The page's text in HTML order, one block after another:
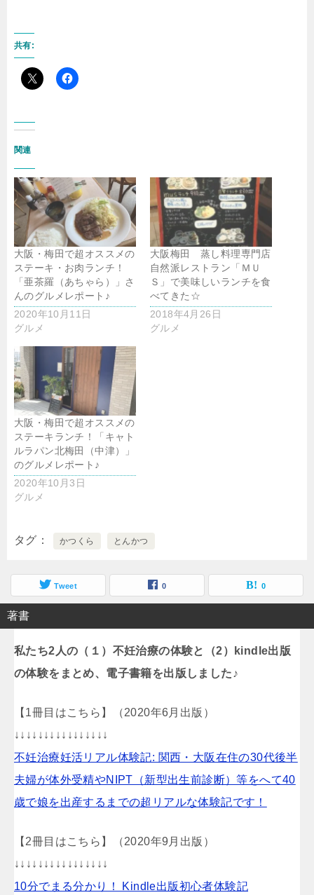
共有:
関連
大阪・梅田で超オススメの
ステーキ・お肉ランチ！
「亜茶羅（あちゃら）」さ
んのグルメレポート♪
2020年10月11日
グルメ
大阪梅田 蒸し料理専門店
自然派レストラン「ＭＵ
Ｓ」で美味しいランチを食
べてきた☆
2018年4月26日
グルメ
大阪・梅田で超オススメの
ステーキランチ！「キャト
ルラパン北梅田（中津）」
のグルメレポート♪
2020年10月3日
グルメ
タグ かつくら とんかつ
Tweet 0 0
著書
私たち2人の（１）不妊治療の体験と（2）kindle出版
の体験をまとめ、電子書籍を出版しました♪
【1冊目はこちら】（2020年6月出版）
↓↓↓↓↓↓↓↓↓↓↓↓↓↓↓↓
不妊治療妊活リアル体験記: 関西・大阪在住の30代後半
夫婦が体外受精やNIPT（新型出生前診断）等をへて40
歳で娘を出産するまでの超リアルな体験記です！
【2冊目はこちら】（2020年9月出版）
↓↓↓↓↓↓↓↓↓↓↓↓↓↓↓↓
10分でまる分かり！ Kindle出版初心者体験記